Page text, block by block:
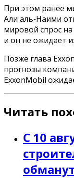
При этом ранее
Али аль-Наими
мировой спрос на
и он не ожидает
Позже глава
прогнозы
ExxonMobil
Читать
С 10